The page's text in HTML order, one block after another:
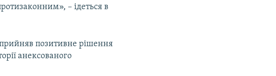
– ідеться в
позитивне рішення
анексованого